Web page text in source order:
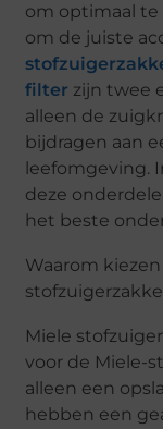
om optimaal te
om de juiste
filter zijn twee
alleen de
bijdragen aan
leefomgeving.
deze
het beste
Waarom
Miele
voor de Miele-
alleen een
hebben een